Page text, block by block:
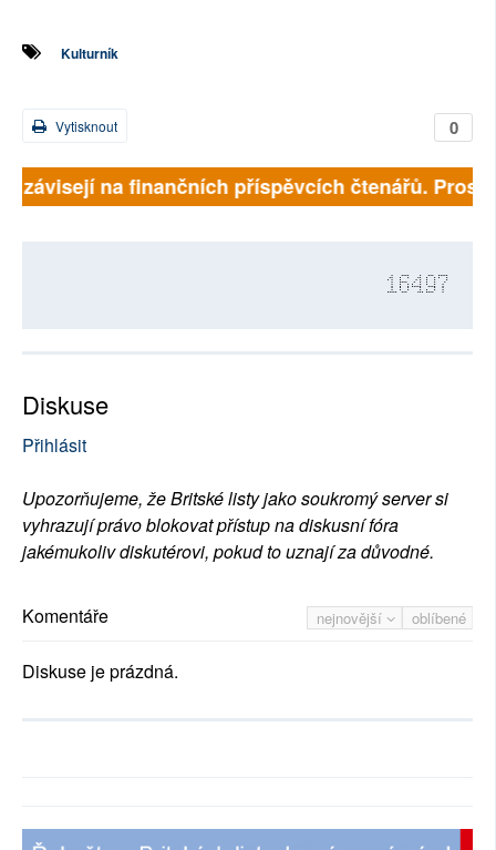
Kulturník
0
Vytisknout
závisejí na finančních příspěvcích čtenářů.
16497
Diskuse
Přihlásit
Upozorňujeme, že Britské listy jako soukromý server si
vyhrazují právo blokovat přístup na diskusní fóra
jakémukoliv diskutérovi, pokud to uznají za důvodné.
nejnovější oblíbené
Komentáře
Diskuse je prázdná.